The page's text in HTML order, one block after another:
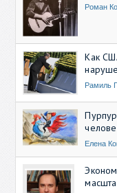
Роман
Как
Рамиль
Елена